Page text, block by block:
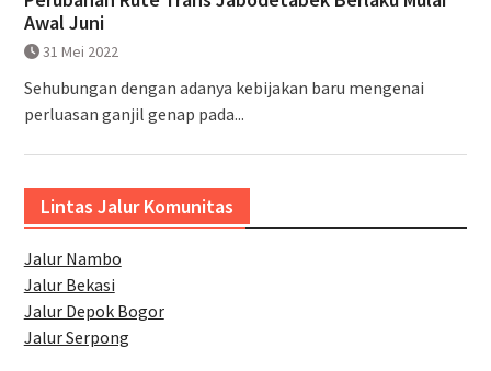
Awal Juni
31 Mei 2022
Sehubungan dengan adanya kebijakan baru mengenai
perluasan ganjil genap pada...
Lintas Jalur Komunitas
Jalur Nambo
Jalur Bekasi
Jalur Depok Bogor
Jalur Serpong